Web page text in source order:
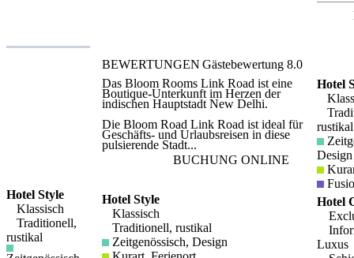
Tiracol ist von der Fähre in Querim, die
etwas mehr als zehn Kilometer vom
Resort entfernt liegt, erreichbar.
Hotel Style
Klassisch
Traditionell,
rustikal
BEWERTUNGEN Gästebewertung 8.0
Das Bloom Rooms Link Road ist eine
Boutique-Unterkunft im Herzen der
indischen Hauptstadt New Delhi.
Die Bloom Road Link Road ist ideal für
Geschäfts- und Urlaubsreisen in diese
pulsierende Stadt...
BUCHUNG ONLINE
Hotel Style
Klassisch
Traditionell, rustikal
Zeitgenössisch, Design
Hotel
rustikal
Design
Hotel
Luxus